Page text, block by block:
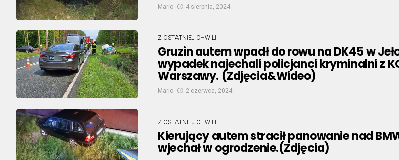
Mario 4 sierpnia, 2024
Z OSTATNIEJ CHWILI
Gruzin autem wpadł do rowu na DK45 w
wypadek najechali policjanci kryminalni z
Warszawy. (Zdjęcia&Wideo)
Mario 2 czerwca, 2024
Z OSTATNIEJ CHWILI
Kierujący autem stracił panowanie nad
wjechał w ogrodzenie.(Zdjęcia)